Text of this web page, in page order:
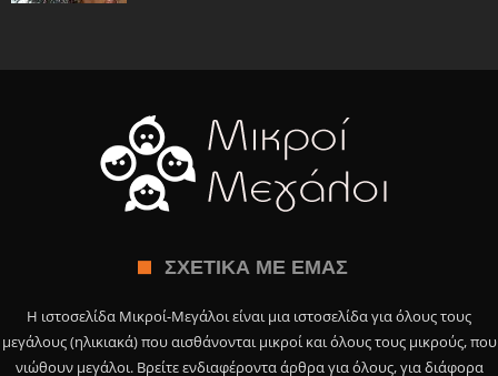
ΣΧΕΤΙΚΆ ΜΕ ΕΜΆΣ
Η ιστοσελίδα Μικροί-Μεγάλοι είναι μια ιστοσελίδα για όλους τους
μεγάλους (ηλικιακά) που αισθάνονται μικροί και όλους τους μικρούς, που
νιώθουν μεγάλοι. Βρείτε ενδιαφέροντα άρθρα για όλους, για διάφορα